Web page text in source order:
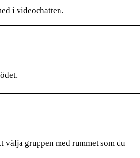
i videochatten.
välja gruppen med rummet som du